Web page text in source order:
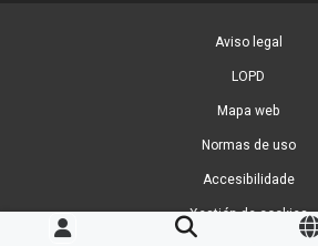
Aviso legal
LOPD
Mapa web
Normas de uso
Accesibilidade
Xestión de cookies